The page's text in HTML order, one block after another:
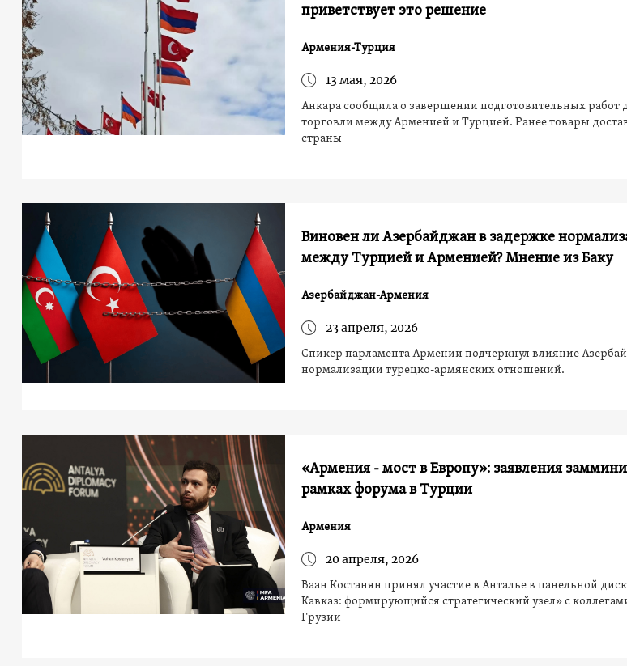
приветствует это решение
Армения-Турция
13 мая, 2026
Анкара сообщила о завершении подготовительных работ
торговли между Арменией и Турцией. Ранее товары
страны
Виновен ли Азербайджан в задержке
между Турцией и Арменией? Мнение из Баку
Азербайджан-Армения
23 апреля, 2026
Спикер парламента Армении подчеркнул влияние
нормализации турецко-армянских отношений.
«Армения - мост в Европу»: заявления
рамках форума в Турции
Армения
20 апреля, 2026
Ваан Костанян принял участие в Анталье в панельной
Кавказ: формирующийся стратегический узел» с
Грузии